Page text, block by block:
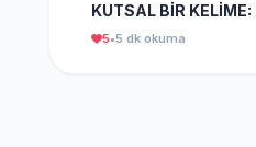
KUTSAL BİR
5•5 dk okuma